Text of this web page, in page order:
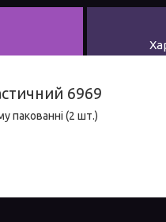
6969
пакованні (2 шт.)